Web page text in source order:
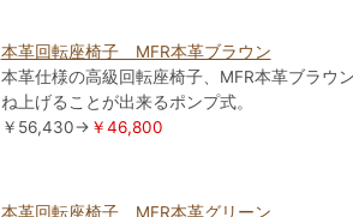
本革回転座椅子 MFR本革ブラウン
本革仕様の高級回転座椅子、MFR本革ブラウ
ね上げることが出来るポンプ式。
￥56,430→ ￥46,800
本革回転座椅子 MFR本革グリーン